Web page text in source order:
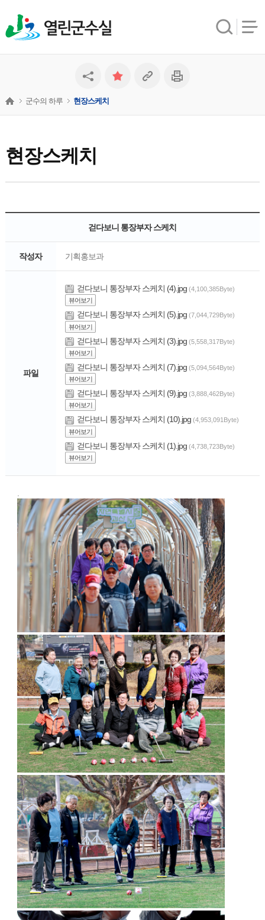
열린군수실
현장스케치
군수의 하루 현장스케치
걷다보니 통장부자 스케치
작성자 기획홍보과
파일
걷다보니 통장부자 스케치 (4).jpg (4,100,385Byte)
뷰어보기
걷다보니 통장부자 스케치 (5).jpg (7,044,729Byte)
뷰어보기
걷다보니 통장부자 스케치 (3).jpg (5,558,317Byte)
뷰어보기
걷다보니 통장부자 스케치 (7).jpg (5,094,564Byte)
뷰어보기
걷다보니 통장부자 스케치 (9).jpg (3,888,462Byte)
뷰어보기
걷다보니 통장부자 스케치 (10).jpg (4,953,091Byte)
뷰어보기
걷다보니 통장부자 스케치 (1).jpg (4,738,723Byte)
뷰어보기